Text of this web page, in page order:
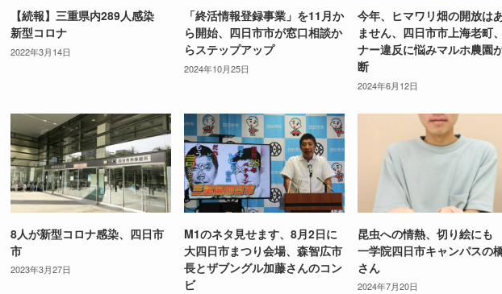
【続報】三重県内289人感染
新型コロナ
2022年3月14日
「終活情報登録事業」を11月か
ら開始、四日市市が窓口相談か
らステップアップ
2024年10月25日
今年、ヒマワリ畑の開放は
ません、四日市市上海老町
ナー違反に悩みマルホ農園
断
2024年6月12日
8人が新型コロナ感染、四日市
市
2023年3月27日
M1のネタ見せます、8月2日に
大四日市まつり会場、森智広市
長とザブングル加藤さんのコン
ビ
昆虫への情熱、切り絵に
一学院四日市キャンパスの
さん
2024年7月20日